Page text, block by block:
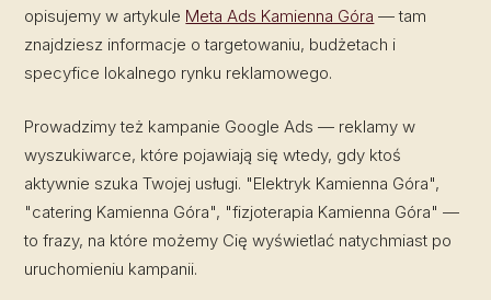
opisujemy w artykule Meta Ads Kamienna Góra — tam
znajdziesz informacje o targetowaniu, budżetach i
specyfice lokalnego rynku reklamowego.
Prowadzimy też kampanie Google Ads — reklamy w
wyszukiwarce, które pojawiają się wtedy, gdy ktoś
aktywnie szuka Twojej usługi. "Elektryk Kamienna Góra",
"catering Kamienna Góra", "fizjoterapia Kamienna Góra" —
to frazy, na które możemy Cię wyświetlać natychmiast po
uruchomieniu kampanii.